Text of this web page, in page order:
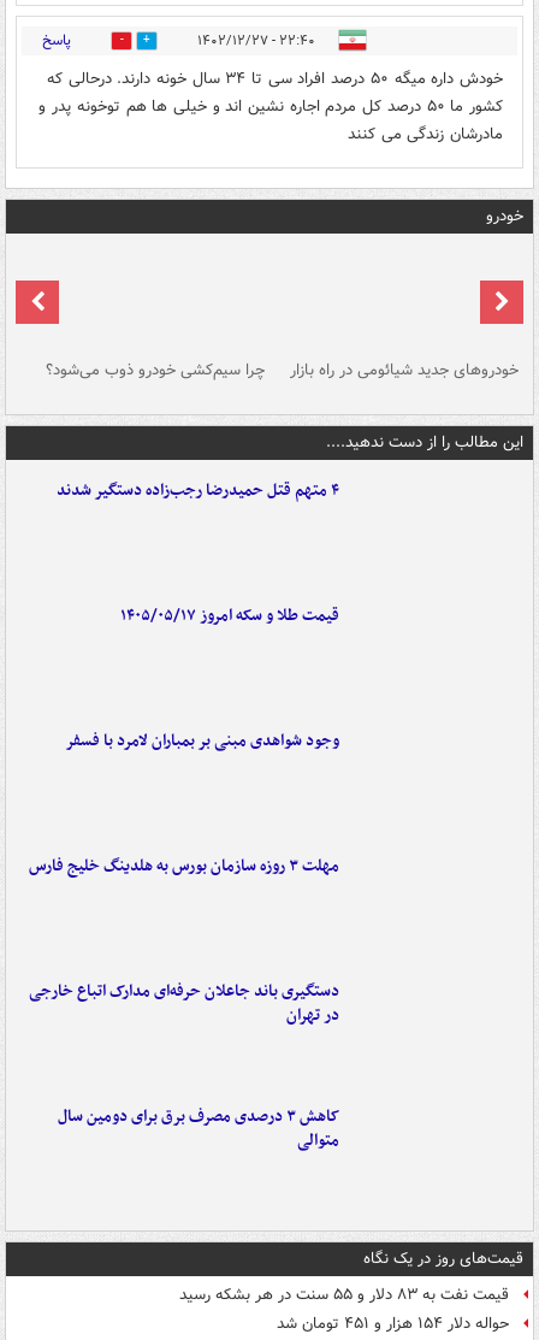
۲۲:۴۰ - ۱۴۰۲/۱۲/۲۷ 0 پاسخ
خودش داره میگه ۵۰ درصد افراد سی تا ۳۴ سال خونه دارند. درحالی که
کشور ما ۵۰ درصد کل مردم اجاره نشین اند و خیلی ها هم توخونه پدر و
مادرشان زندگی می کنند
خودرو
خودروهای جدید شیائومی در راه بازار چرا سیم‌کشی خودرو ذوب می‌شود؟
این مطالب را از دست ندهید....
۴ متهم قتل حمیدرضا رجب‌زاده دستگیر شدند
قیمت طلا و سکه امروز ۱۴۰۵/۰۵/۱۷
وجود شواهدی مبنی بر بمباران لامرد با فسفر
مهلت ۳ روزه سازمان بورس به هلدینگ خلیج فارس
دستگیری باند جاعلان حرفه‌ای مدارک اتباع خارجی
در تهران
کاهش ۳ درصدی مصرف برق برای دومین سال
متوالی
قیمت‌های روز در یک نگاه
قیمت نفت به ۸۳ دلار و ۵۵ سنت در هر بشکه رسید
حواله دلار ۱۵۴ هزار و ۴۵۱ تومان شد